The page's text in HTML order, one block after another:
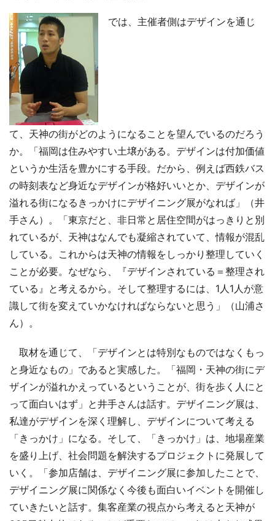
では、主催者側はデザインを通じ
て、天神の街がどのようになることを望んでいるのだろう
か。「福岡は住みやすい土壌がある。デザインは付加価値
というか生活を豊かにする手段。だから、例えば西鉄バス
の時刻表など身近なデザインが格好いいとか、デザインが
溢れる街になるきっかけにデザイニング展がなれば」（井
手さん）。「東京だと、非日常と居住空間がはっきりと別
れているが、天神はなんでも凝縮されていて、情報が混乱
している。これからは天神の情報をしっかり整理していく
ことが必要。なぜなら、『デザインされている＝整理され
ている』と考えるから。そして整理するには、1人1人が意
識して街を変えていかなければならないと思う」（山浦さ
ん）。
取材を通じて、「デザインとは特別なものではなくもっ
と身近なもの」であると実感した。「福岡・天神の街にデ
ザインが溢れかえっているということが、街を歩く人にと
って面白いはず」と井手さんは話す。デザイニング展は、
私達がデザインを深く理解し、デザインについて考える
「きっかけ」になる。そして、「きっかけ」は、地場産業
を盛り上げ、社会問題を解決するプロジェクトに発展して
いく。「参加店舗は、デザイニング展に参加したことで、
デザイニング展に関係なく今後も面白いイベントを開催し
ていきたいと話す。集客産業の視点から考えると天神が